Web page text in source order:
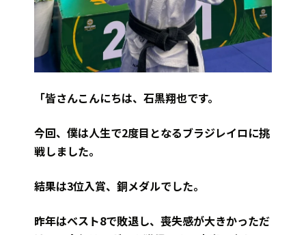
「皆さんこんにちは、石黒翔也です。
今回、僕は人生で2度目となるブラジレイロに挑
戦しました。
結果は3位入賞、銅メダルでした。
昨年はベスト8で敗退し、喪失感が大きかっただ